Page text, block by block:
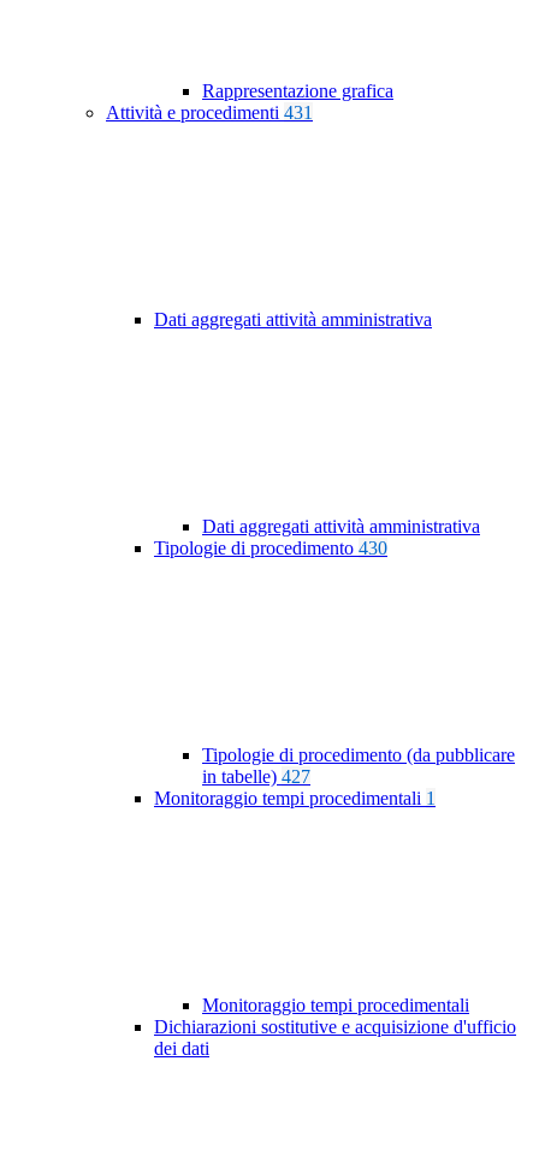
Rappresentazione grafica
Attività e procedimenti 431
Dati aggregati attività amministrativa
Dati aggregati attività amministrativa
Tipologie di procedimento 430
Tipologie di procedimento (da pubblicare
in tabelle) 427
Monitoraggio tempi procedimentali 1
Monitoraggio tempi procedimentali
Dichiarazioni sostitutive e acquisizione d'ufficio
dei dati